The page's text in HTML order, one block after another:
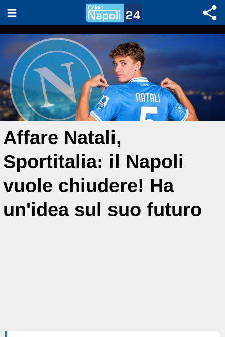
Affare Natali,
Sportitalia: il Napoli
vuole chiudere! Ha
un'idea sul suo futuro